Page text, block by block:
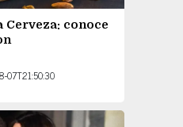
conoce
07T21:50:30